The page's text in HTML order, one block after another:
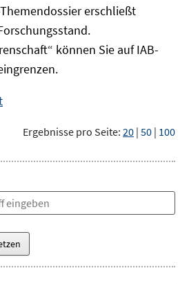
Themendossier erschließt
können Sie auf IAB-
Ergebnisse pro Seite: 20 | 50 | 100